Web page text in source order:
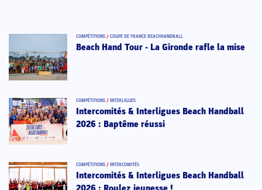
COMPÉTITIONS / COUPE DE FRANCE BEACHHANDBALL
Beach Hand Tour - La Gironde rafle la mise
COMPÉTITIONS / INTERLIGUES
Intercomités & Interligues Beach Handball
2026 : Baptême réussi
COMPÉTITIONS / INTERCOMITÉS
Intercomités & Interligues Beach Handball